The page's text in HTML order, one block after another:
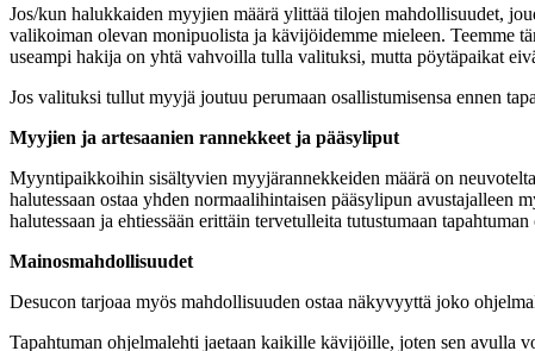
Jos/kun halukkaiden myyjien määrä ylittää tilojen mahdollisuudet,
valikoiman olevan monipuolista ja kävijöidemme mieleen. Teemme
useampi hakija on yhtä vahvoilla tulla valituksi, mutta pöytäpaikat
Jos valituksi tullut myyjä joutuu perumaan osallistumisensa ennen
Myyjien ja artesaanien rannekkeet ja pääsyliput
Myyntipaikkoihin sisältyvien myyjärannekkeiden määrä on
halutessaan ostaa yhden normaalihintaisen pääsylipun
halutessaan ja ehtiessään erittäin tervetulleita tutustumaan
Mainosmahdollisuudet
Desucon tarjoaa myös mahdollisuuden ostaa näkyvyyttä joko
Tapahtuman ohjelmalehti jaetaan kaikille kävijöille, joten sen avulla